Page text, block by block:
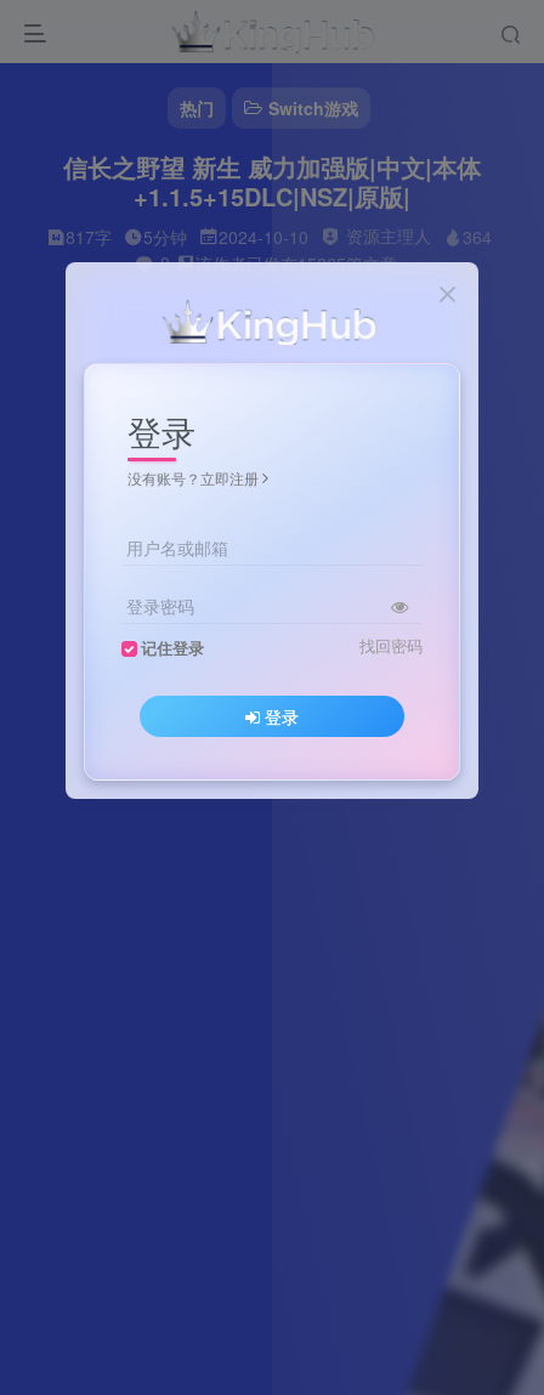
热门 Switch游戏
信长之野望 新生 威力加强版|中文|本体
+1.1.5+15DLC|NSZ|原版|
817字 5分钟 2024-10-10 资源主理人
364
0
该作者已发布15265篇文章
登录
没有账号？立即注册
用户名或邮箱
登录密码
记住登录 找回密码
登录